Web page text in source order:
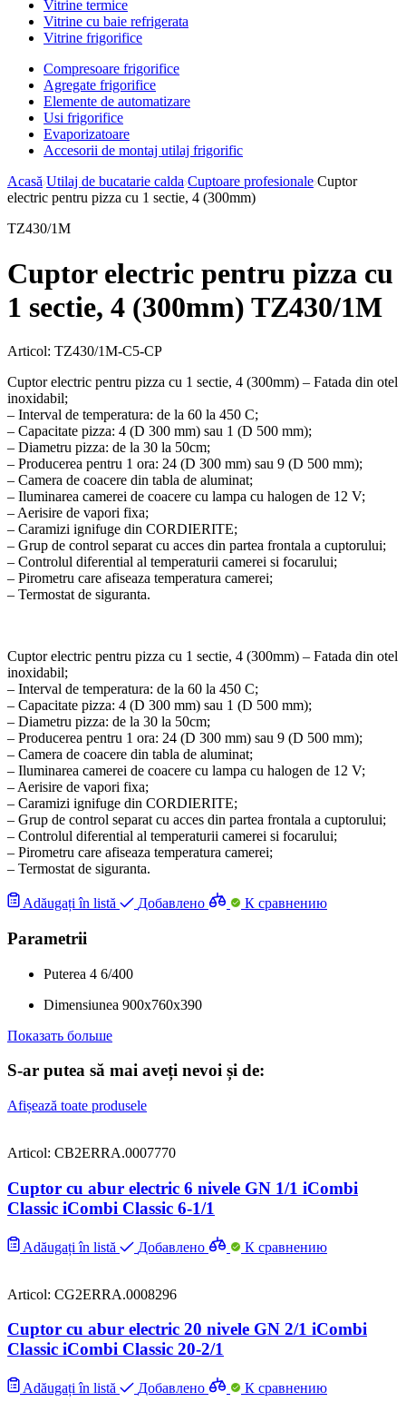
Vitrine termice
Vitrine cu baie refrigerata
Vitrine frigorifice
Compresoare frigorifice
Agregate frigorifice
Elemente de automatizare
Usi frigorifice
Evaporizatoare
Accesorii de montaj utilaj frigorific
Acasă Utilaj de bucatarie calda Cuptoare profesionale Cuptor
electric pentru pizza cu 1 sectie, 4 (300mm)
TZ430/1M
Cuptor electric pentru pizza cu
1 sectie, 4 (300mm) TZ430/1M
Articol: TZ430/1M-C5-CP
Cuptor electric pentru pizza cu 1 sectie, 4 (300mm) – Fatada din otel
inoxidabil;
– Interval de temperatura: de la 60 la 450 C;
– Capacitate pizza: 4 (D 300 mm) sau 1 (D 500 mm);
– Diametru pizza: de la 30 la 50cm;
– Producerea pentru 1 ora: 24 (D 300 mm) sau 9 (D 500 mm);
– Camera de coacere din tabla de aluminat;
– Iluminarea camerei de coacere cu lampa cu halogen de 12 V;
– Aerisire de vapori fixa;
– Caramizi ignifuge din CORDIERITE;
– Grup de control separat cu acces din partea frontala a cuptorului;
– Controlul diferential al temperaturii camerei si focarului;
– Pirometru care afiseaza temperatura camerei;
– Termostat de siguranta.
Cuptor electric pentru pizza cu 1 sectie, 4 (300mm) – Fatada din otel
inoxidabil;
– Interval de temperatura: de la 60 la 450 C;
– Capacitate pizza: 4 (D 300 mm) sau 1 (D 500 mm);
– Diametru pizza: de la 30 la 50cm;
– Producerea pentru 1 ora: 24 (D 300 mm) sau 9 (D 500 mm);
– Camera de coacere din tabla de aluminat;
– Iluminarea camerei de coacere cu lampa cu halogen de 12 V;
– Aerisire de vapori fixa;
– Caramizi ignifuge din CORDIERITE;
– Grup de control separat cu acces din partea frontala a cuptorului;
– Controlul diferential al temperaturii camerei si focarului;
– Pirometru care afiseaza temperatura camerei;
– Termostat de siguranta.
Adăugați în listă Добавлено К сравнению
Parametrii
Puterea 4 6/400
Dimensiunea 900x760x390
Показать больше
S-ar putea să mai aveți nevoi și de:
Afișează toate produsele
Articol: CB2ERRA.0007770
Cuptor cu abur electric 6 nivele GN 1/1 iCombi
Classic iCombi Classic 6-1/1
Adăugați în listă Добавлено К сравнению
Articol: CG2ERRA.0008296
Cuptor cu abur electric 20 nivele GN 2/1 iCombi
Classic iCombi Classic 20-2/1
Adăugați în listă Добавлено К сравнению